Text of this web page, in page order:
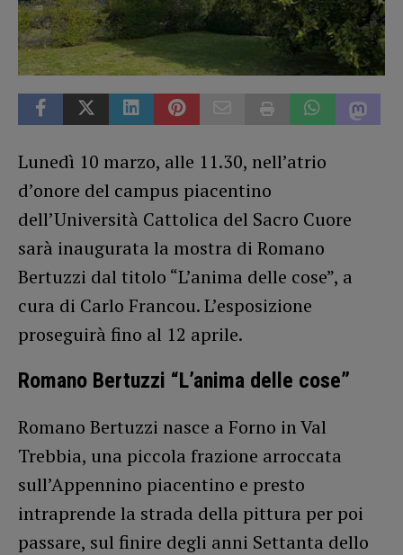
Lunedì 10 marzo, alle 11.30, nell’atrio
d’onore del campus piacentino
dell’Università Cattolica del Sacro Cuore
sarà inaugurata la mostra di Romano
Bertuzzi dal titolo “L’anima delle cose”, a
cura di Carlo Francou. L’esposizione
proseguirà fino al 12 aprile.
Romano Bertuzzi “L’anima delle cose”
Romano Bertuzzi nasce a Forno in Val
Trebbia, una piccola frazione arroccata
sull’Appennino piacentino e presto
intraprende la strada della pittura per poi
passare, sul finire degli anni Settanta dello